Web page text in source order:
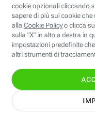
DIGITAL MAGAZINE
Natale: regali,